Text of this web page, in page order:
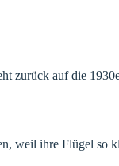
zurück auf die
weil ihre Flügel so